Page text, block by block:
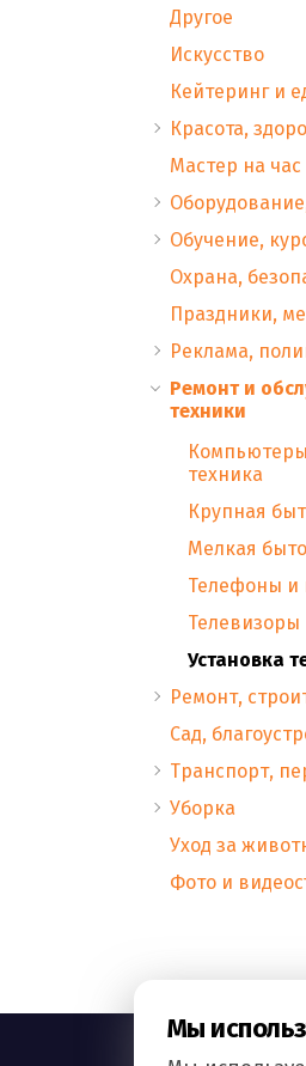
Другое
Искусство
Кейтеринг и
Красота,
Мастер на час
Обучение,
Охрана,
Праздники,
Реклама,
Ремонт и
техники
техника
Крупная
Мелкая
Телефоны и
Телевизоры
Установка
Ремонт,
Сад,
Транспорт,
Уборка
Уход за
Фото и
Мы